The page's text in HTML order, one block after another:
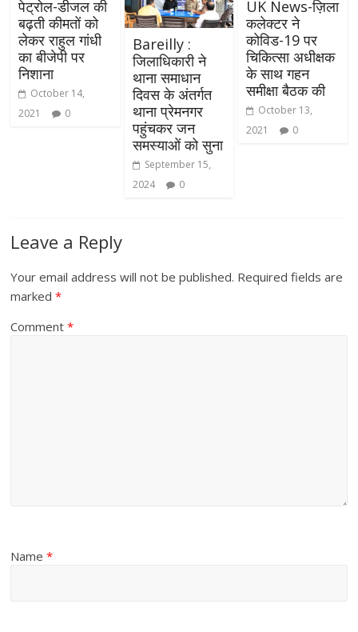
पेट्रोल-डीजल की
बढ़ती कीमतों को
लेकर राहुल गांधी
का बीजेपी पर
निशाना
October 14,
2021
0
Bareilly :
जिलाधिकारी ने
थाना समाधान
दिवस के अंतर्गत
थाना प्रेमनगर
पहुंचकर जन
समस्याओं को सुना
September 15,
2024
0
UK News-ज़िला
कलेक्टर ने
कोविड-19 पर
चिकित्सा अधीक्षक
के साथ गहन
समीक्षा बैठक की
October 13,
2021
0
Leave a Reply
Your email address will not be published. Required fields are
marked*
Comment*
Name*